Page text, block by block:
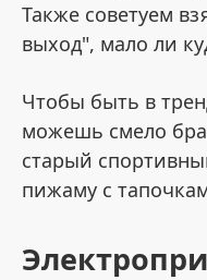
Также советуем
выход", мало ли
Чтобы быть в
можешь смело
старый
пижаму с